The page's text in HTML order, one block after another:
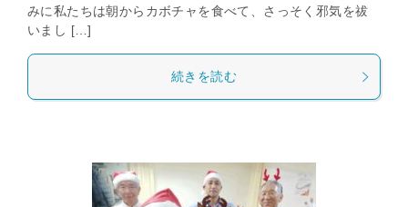
みに私たちは朝からカボチャを食べて、さっそく邪気を祓
いまし […]
続きを読む